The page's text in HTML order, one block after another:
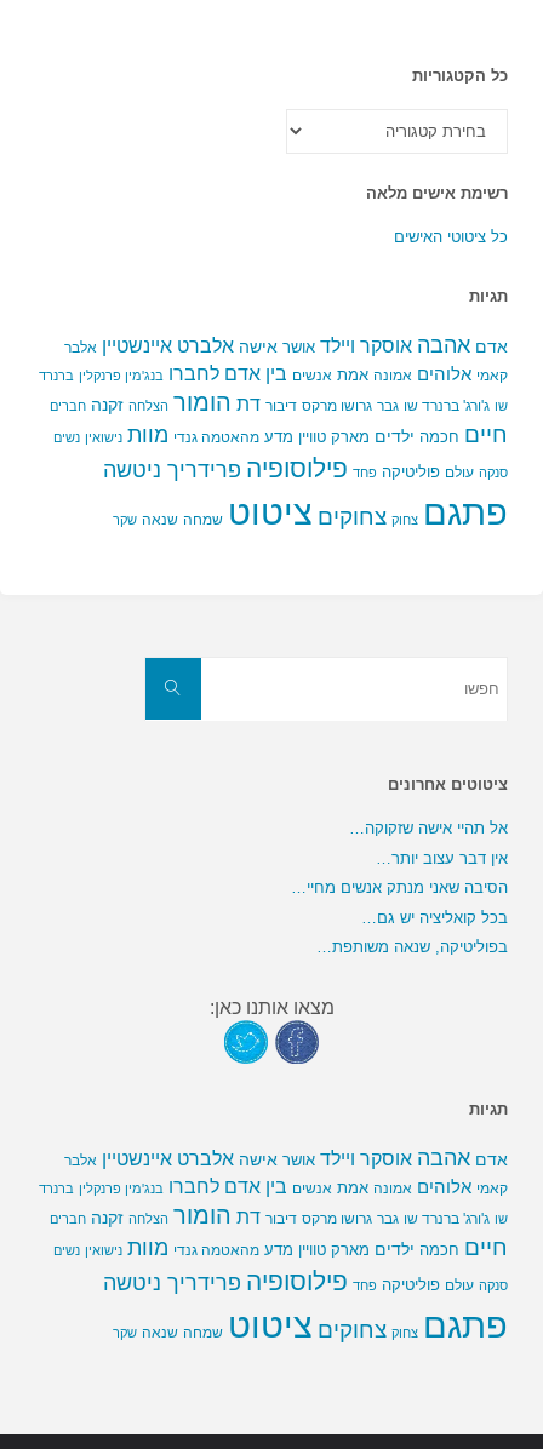
כל הקטגוריות
הקטגוריות
רשימת אישים מלאה
כל ציטוטי האישים
תגיות
אדם אהבה אוסקר ויילד אושר אישה אלברט איינשטיין אלבר
קאמי אלוהים אמונה אמת אנשים בין אדם לחברו בנג'מין פרנקלין ברנרד
שו ג'ורג' ברנרד שו גבר גרושו מרקס דיבור דת הומור הצלחה זקנה חברים
חיים חכמה ילדים מארק טוויין מדע מהאטמה גנדי מוות נישואין נשים
סנקה עולם פוליטיקה פחד פילוסופיה פרידריך ניטשה
פתגם צחוק צחוקים ציטוט שמחה שנאה שקר
חפשו
ציטוטים אחרונים
אל תהיי אישה שזקוקה…
אין דבר עצוב יותר…
הסיבה שאני מנתק אנשים מחיי…
בכל קואליציה יש גם…
בפוליטיקה, שנאה משותפת…
מצאו אותנו כאן:
תגיות
אדם אהבה אוסקר ויילד אושר אישה אלברט איינשטיין אלבר
קאמי אלוהים אמונה אמת אנשים בין אדם לחברו בנג'מין פרנקלין ברנרד
שו ג'ורג' ברנרד שו גבר גרושו מרקס דיבור דת הומור הצלחה זקנה חברים
חיים חכמה ילדים מארק טוויין מדע מהאטמה גנדי מוות נישואין נשים
סנקה עולם פוליטיקה פחד פילוסופיה פרידריך ניטשה
פתגם צחוק צחוקים ציטוט שמחה שנאה שקר